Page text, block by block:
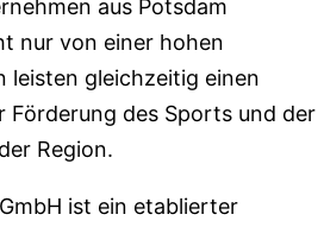
aus Potsdam
nur von einer hohen
leisten gleichzeitig einen
Förderung des Sports und der
Region.
ist ein etablierter